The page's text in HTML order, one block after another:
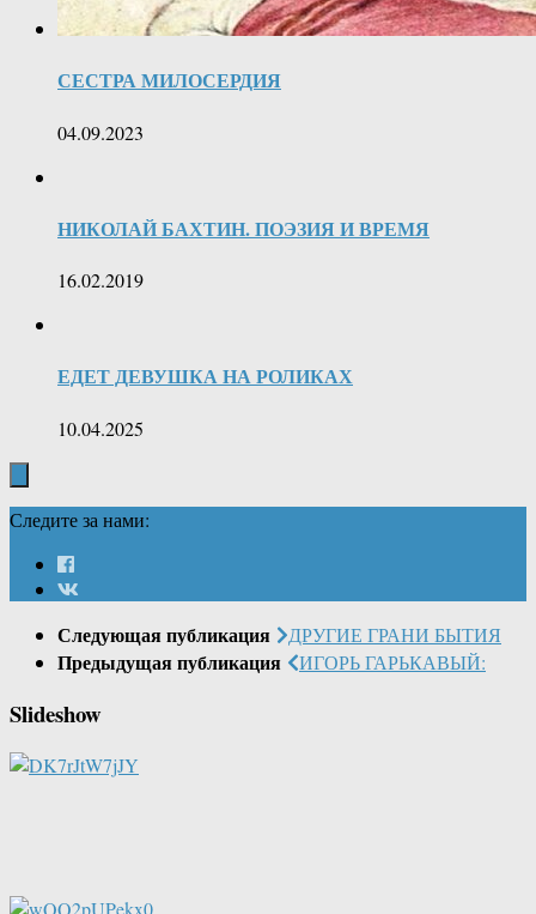
СЕСТРА МИЛОСЕРДИЯ
04.09.2023
НИКОЛАЙ БАХТИН. ПОЭЗИЯ И ВРЕМЯ
16.02.2019
ЕДЕТ ДЕВУШКА НА РОЛИКАХ
10.04.2025
Следите за нами:
Следующая публикация ДРУГИЕ ГРАНИ БЫТИЯ
Предыдущая публикация ИГОРЬ ГАРЬКАВЫЙ:
Slideshow